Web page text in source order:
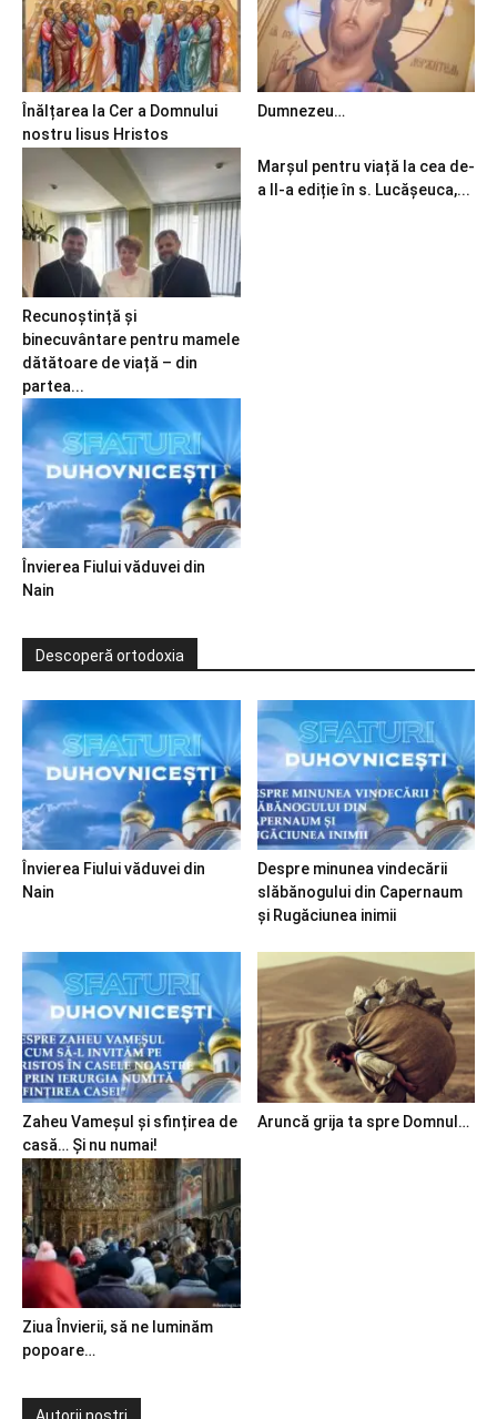
Înălțarea la Cer a Domnului
nostru Iisus Hristos
Dumnezeu…
Recunoștință și
binecuvântare pentru mamele
dătătoare de viață – din
partea...
Marșul pentru viață la cea de-
a II-a ediție în s. Lucășeuca,...
Învierea Fiului văduvei din
Nain
Descoperă ortodoxia
Învierea Fiului văduvei din
Nain
Despre minunea vindecării
slăbănogului din Capernaum
și Rugăciunea inimii
Zaheu Vameșul și sfințirea de
casă… Și nu numai!
Aruncă grija ta spre Domnul…
Ziua Învierii, să ne luminăm
popoare…
Autorii noștri